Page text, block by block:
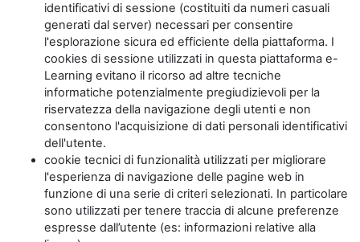
identificativi di sessione (costituiti da numeri casuali
generati dal server) necessari per consentire
l'esplorazione sicura ed efficiente della piattaforma. I
cookies di sessione utilizzati in questa piattaforma e-
Learning evitano il ricorso ad altre tecniche
informatiche potenzialmente pregiudizievoli per la
riservatezza della navigazione degli utenti e non
consentono l'acquisizione di dati personali identificativi
dell'utente.
cookie tecnici di funzionalità utilizzati per migliorare
l'esperienza di navigazione delle pagine web in
funzione di una serie di criteri selezionati. In particolare
sono utilizzati per tenere traccia di alcune preferenze
espresse dall’utente (es: informazioni relative alla